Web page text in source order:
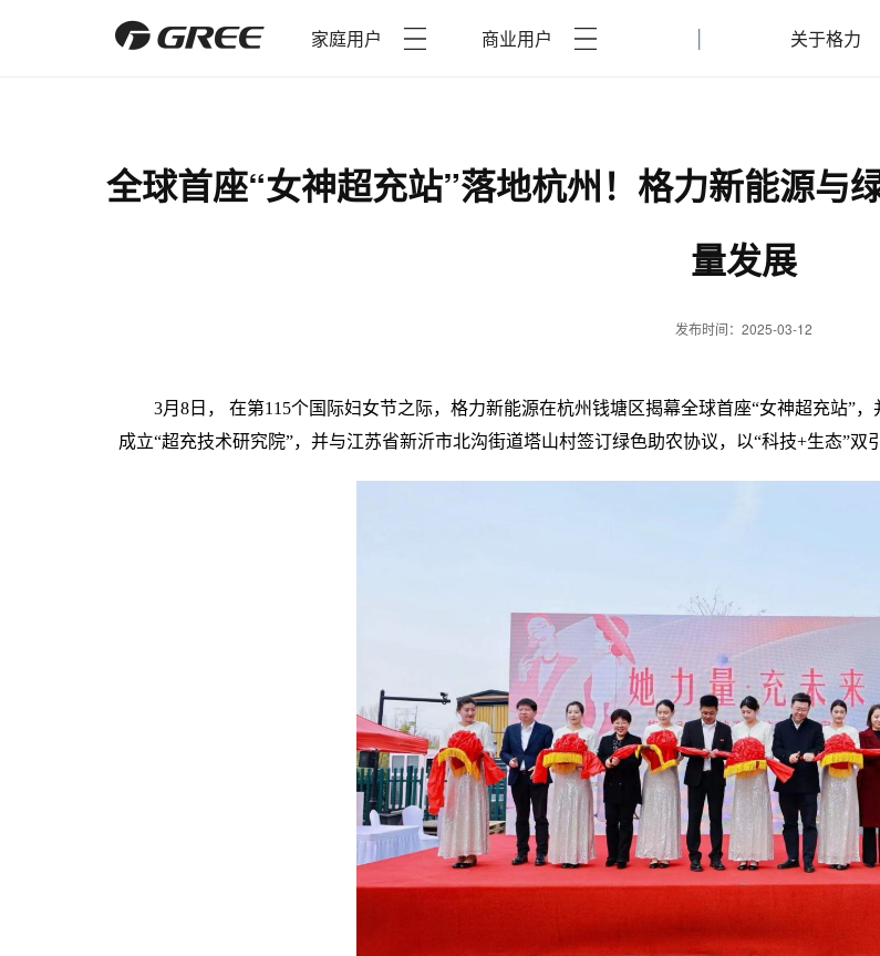
家庭用户 商业用户 | 关于格力
全球首座“女神超充站”落地杭州！格力新能源与
量发展
发布时间：2025-03-12
3月8 日， 在第11 5个国际妇女节之际，格力新能源在杭州钱塘区揭幕全球首座“女神超充站”，
成立“超充技术研究院”，并与江苏省新沂市北沟街道塔山村签订绿色助农协议，以“科技+生态”双